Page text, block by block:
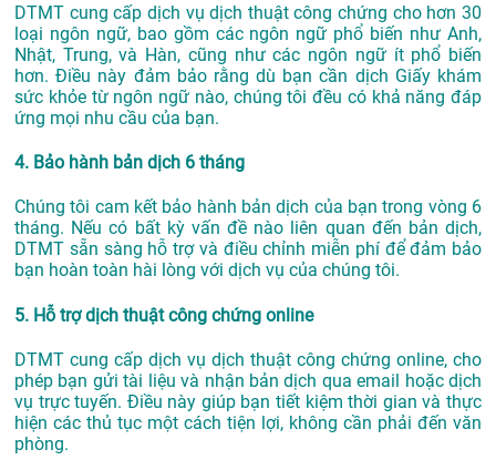
DTMT cung cấp dịch vụ dịch thuật công chứng cho hơn 30
loại ngôn ngữ, bao gồm các ngôn ngữ phổ biến như Anh,
Nhật, Trung, và Hàn, cũng như các ngôn ngữ ít phổ biến
hơn. Điều này đảm bảo rằng dù bạn cần dịch Giấy khám
sức khỏe từ ngôn ngữ nào, chúng tôi đều có khả năng đáp
ứng mọi nhu cầu của bạn.
4. Bảo hành bản dịch 6 tháng
Chúng tôi cam kết bảo hành bản dịch của bạn trong vòng 6
tháng. Nếu có bất kỳ vấn đề nào liên quan đến bản dịch,
DTMT sẵn sàng hỗ trợ và điều chỉnh miễn phí để đảm bảo
bạn hoàn toàn hài lòng với dịch vụ của chúng tôi.
5. Hỗ trợ dịch thuật công chứng online
DTMT cung cấp dịch vụ dịch thuật công chứng online, cho
phép bạn gửi tài liệu và nhận bản dịch qua email hoặc dịch
vụ trực tuyến. Điều này giúp bạn tiết kiệm thời gian và thực
hiện các thủ tục một cách tiện lợi, không cần phải đến văn
phòng.